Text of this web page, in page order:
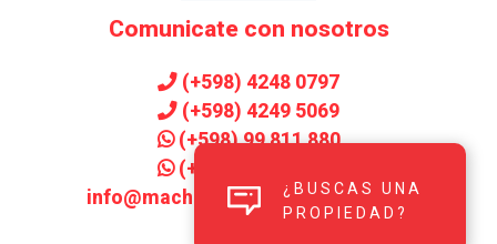
Comunicate con nosotros
(+598) 4248 0797
(+598) 4249 5069
(+598) 99 811 880
(+598) 99 906 143
info@machadoinmobiliaria.com.uy
¿BUSCAS UNA
PROPIEDAD?